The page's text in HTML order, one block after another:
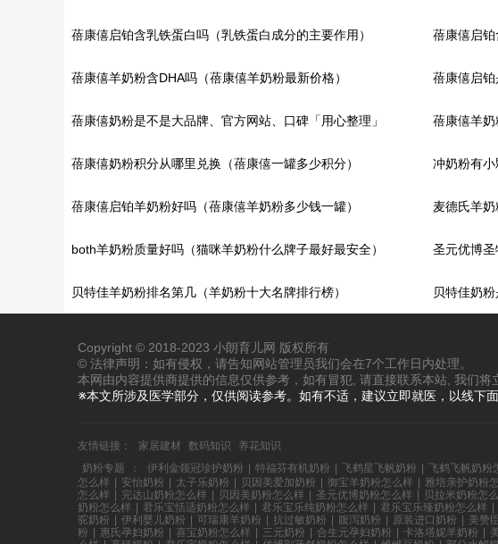
国的?） 罐?）
蓓康僖启铂含乳铁蛋白吗（乳铁蛋白成分的主要作用） 蓓康僖启
查真伪?）
蓓康僖羊奶粉含DHA吗（蓓康僖羊奶粉最新价格） 蓓康僖启铂
蓓康僖奶粉是不是大品牌、官方网站、口碑「用心整理」 蓓康僖羊奶
蓓康僖奶粉积分从哪里兑换（蓓康僖一罐多少积分） 冲奶粉有
开）
蓓康僖启铂羊奶粉好吗（蓓康僖羊奶粉多少钱一罐） 麦德氏羊奶
both羊奶粉质量好吗（猫咪羊奶粉什么牌子最好最安全） 圣元优博圣
贝特佳羊奶粉排名第几（羊奶粉十大名牌排行榜） 贝特佳奶
Copyright © 2018-2023 小朗育儿网 版权所有
© 法律声明：如有侵权，请告知网站管理员我们会在7个工作日内处理。
本网由内容提供商提供的信息仅供参考，如有冒犯, 请直接联系本站, 我们将
※本文所涉及医学部分，仅供阅读参考。如有不适，建议立即就医，以线下
友情链接： 家居建材 数码知识
养花知识
奶粉专题
： 伊利金领冠珍护奶粉 特福芬有机奶粉 飞鹤星飞帆奶粉 飞鹤飞帆奶粉
怎么样
安怡奶粉 太子乐奶粉 贝因美爱加奶粉 御宝羊奶粉怎么样 雅培亲护奶粉
怎么样
完达山奶粉怎么样 贝因美奶粉怎么样 圣元优博奶粉怎么样 贝拉米奶粉怎
奶粉怎么样
君乐宝恬适奶粉怎么样 君乐宝乐纯奶粉怎么样 君乐宝乐臻奶粉怎么样
驼奶粉
伊利婴儿奶粉 可瑞康羊奶粉 抗过敏奶粉 腹泻奶粉 原装进口奶粉 美赞
粉
惠氏孕妇奶粉 喜宝奶粉怎么样 三元奶粉 合生元孕妇奶粉 卡洛塔妮羊奶粉